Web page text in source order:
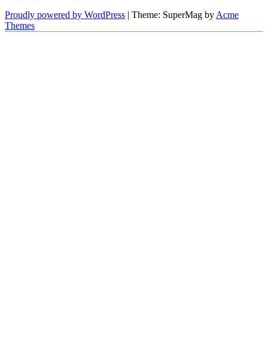
Proudly powered by WordPress | Theme: SuperMag by Acme
Themes